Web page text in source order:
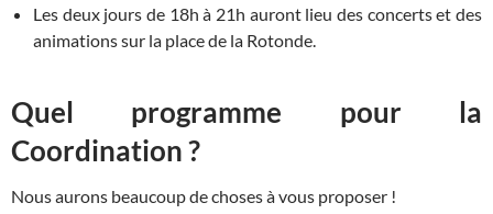
Les deux jours de 18h à 21h auront lieu des concerts et des
animations sur la place de la Rotonde.
Quel programme pour la
Coordination ?
Nous aurons beaucoup de choses à vous proposer !